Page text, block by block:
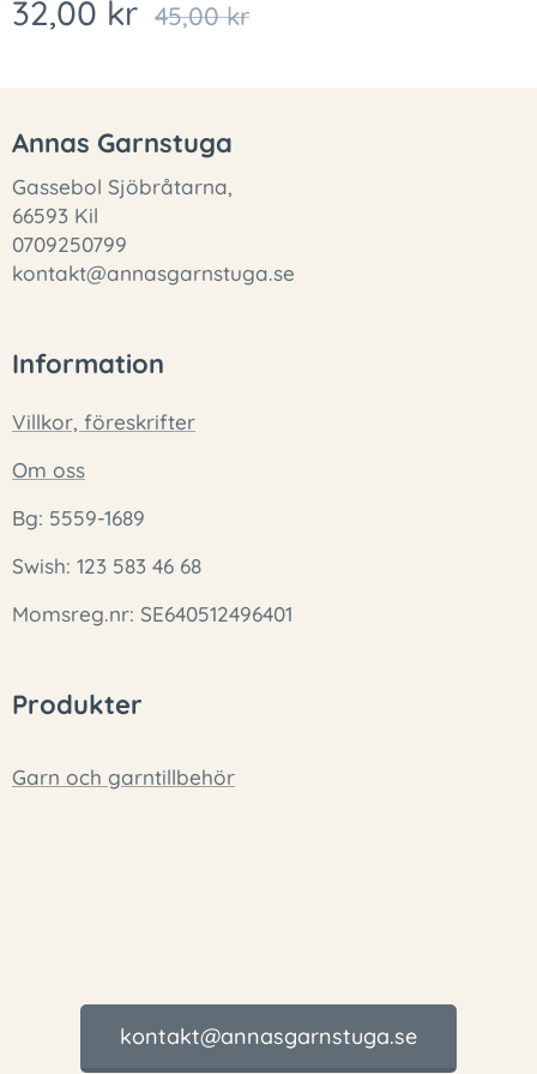
32,00 kr 45,00kr
Annas Garnstuga
Gassebol Sjöbråtarna,
66593 Kil
0709250799
kontakt@annasgarnstuga.se
Information
Villkor, föreskrifter
Om oss
Bg: 5559-1689
Swish: 123 583 46 68
Momsreg.nr: SE640512496401
Produkter
Garn och garntillbehör
kontakt@annasgarnstuga.se